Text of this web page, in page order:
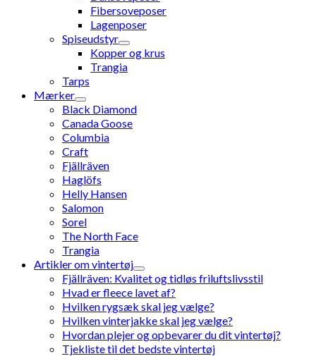
Fibersoveposer
Lagenposer
Spiseudstyr
Kopper og krus
Trangia
Tarps
Mærker
Black Diamond
Canada Goose
Columbia
Craft
Fjällräven
Haglöfs
Helly Hansen
Salomon
Sorel
The North Face
Trangia
Artikler om vintertøj
Fjällräven: Kvalitet og tidløs friluftslivsstil
Hvad er fleece lavet af?
Hvilken rygsæk skal jeg vælge?
Hvilken vinterjakke skal jeg vælge?
Hvordan plejer og opbevarer du dit vintertøj?
Tjekliste til det bedste vintertøj